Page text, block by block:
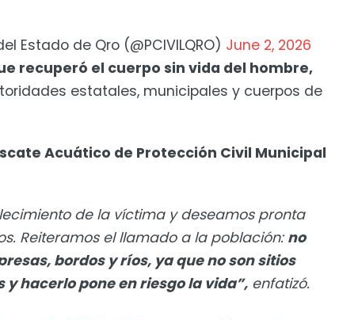
Estado de Qro (@PCIVILQRO) June 2, 2026
recuperó el cuerpo sin vida del hombre,
estatales, municipales y cuerpos de
Acuático de Protección Civil Municipal
de la víctima y deseamos pronta
Reiteramos el llamado a la población: no
bordos y ríos, ya que no son sitios
hacerlo pone en riesgo la vida”, enfatizó.